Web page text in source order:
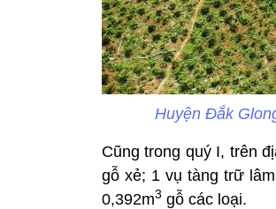
Huyện Đắk
Cũng trong quý I, trên
gỗ xẻ; 1 vụ tàng trữ
0,392m3 gỗ các loại.